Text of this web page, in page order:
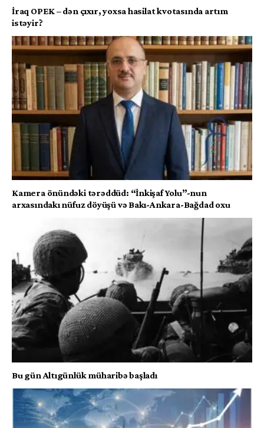
İraq OPEK – dən çıxır, yoxsa hasilat kvotasında artım
istəyir?
Kamera önündəki tərəddüd: “İnkişaf Yolu”-nun
arxasındakı nüfuz döyüşü və Bakı-Ankara-Bağdad oxu
Bu gün Altıgünlük müharibə başladı